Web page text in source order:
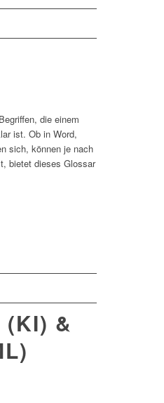
die einem
ist. Ob in Word,
sich, können je nach
bietet dieses Glossar
(KI) &